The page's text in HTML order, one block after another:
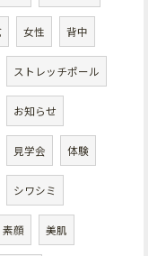
女性 背中
ストレッチポール
お知らせ
見学会 体験
シワシミ
素顔 美肌